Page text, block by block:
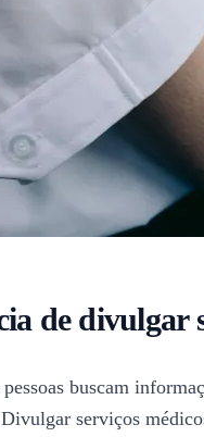
de divulgar
buscam
serviços